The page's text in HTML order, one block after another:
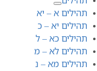
תהילים א – יא
תהילים יא – כ
תהילים כא – ל
תהילים לא – מ
תהילים מא – נ